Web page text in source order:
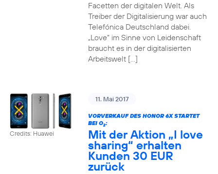
Facetten der digitalen Welt. Als
Treiber der Digitalisierung war auch
Telefónica Deutschland dabei.
„Love“ im Sinne von Leidenschaft
braucht es in der digitalisierten
Arbeitswelt […]
Credits: Huawei
11. Mai 2017
VORVERKAUF DES HONOR 6X STARTET
BEI O2:
Mit der Aktion „I love
sharing“ erhalten
Kunden 30 EUR
zurück